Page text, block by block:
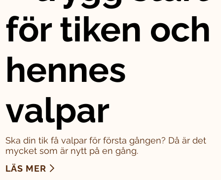
för tiken och
hennes
valpar
Ska din tik få valpar för första gången? Då är det
mycket som är nytt på en gång.
LÄS MER